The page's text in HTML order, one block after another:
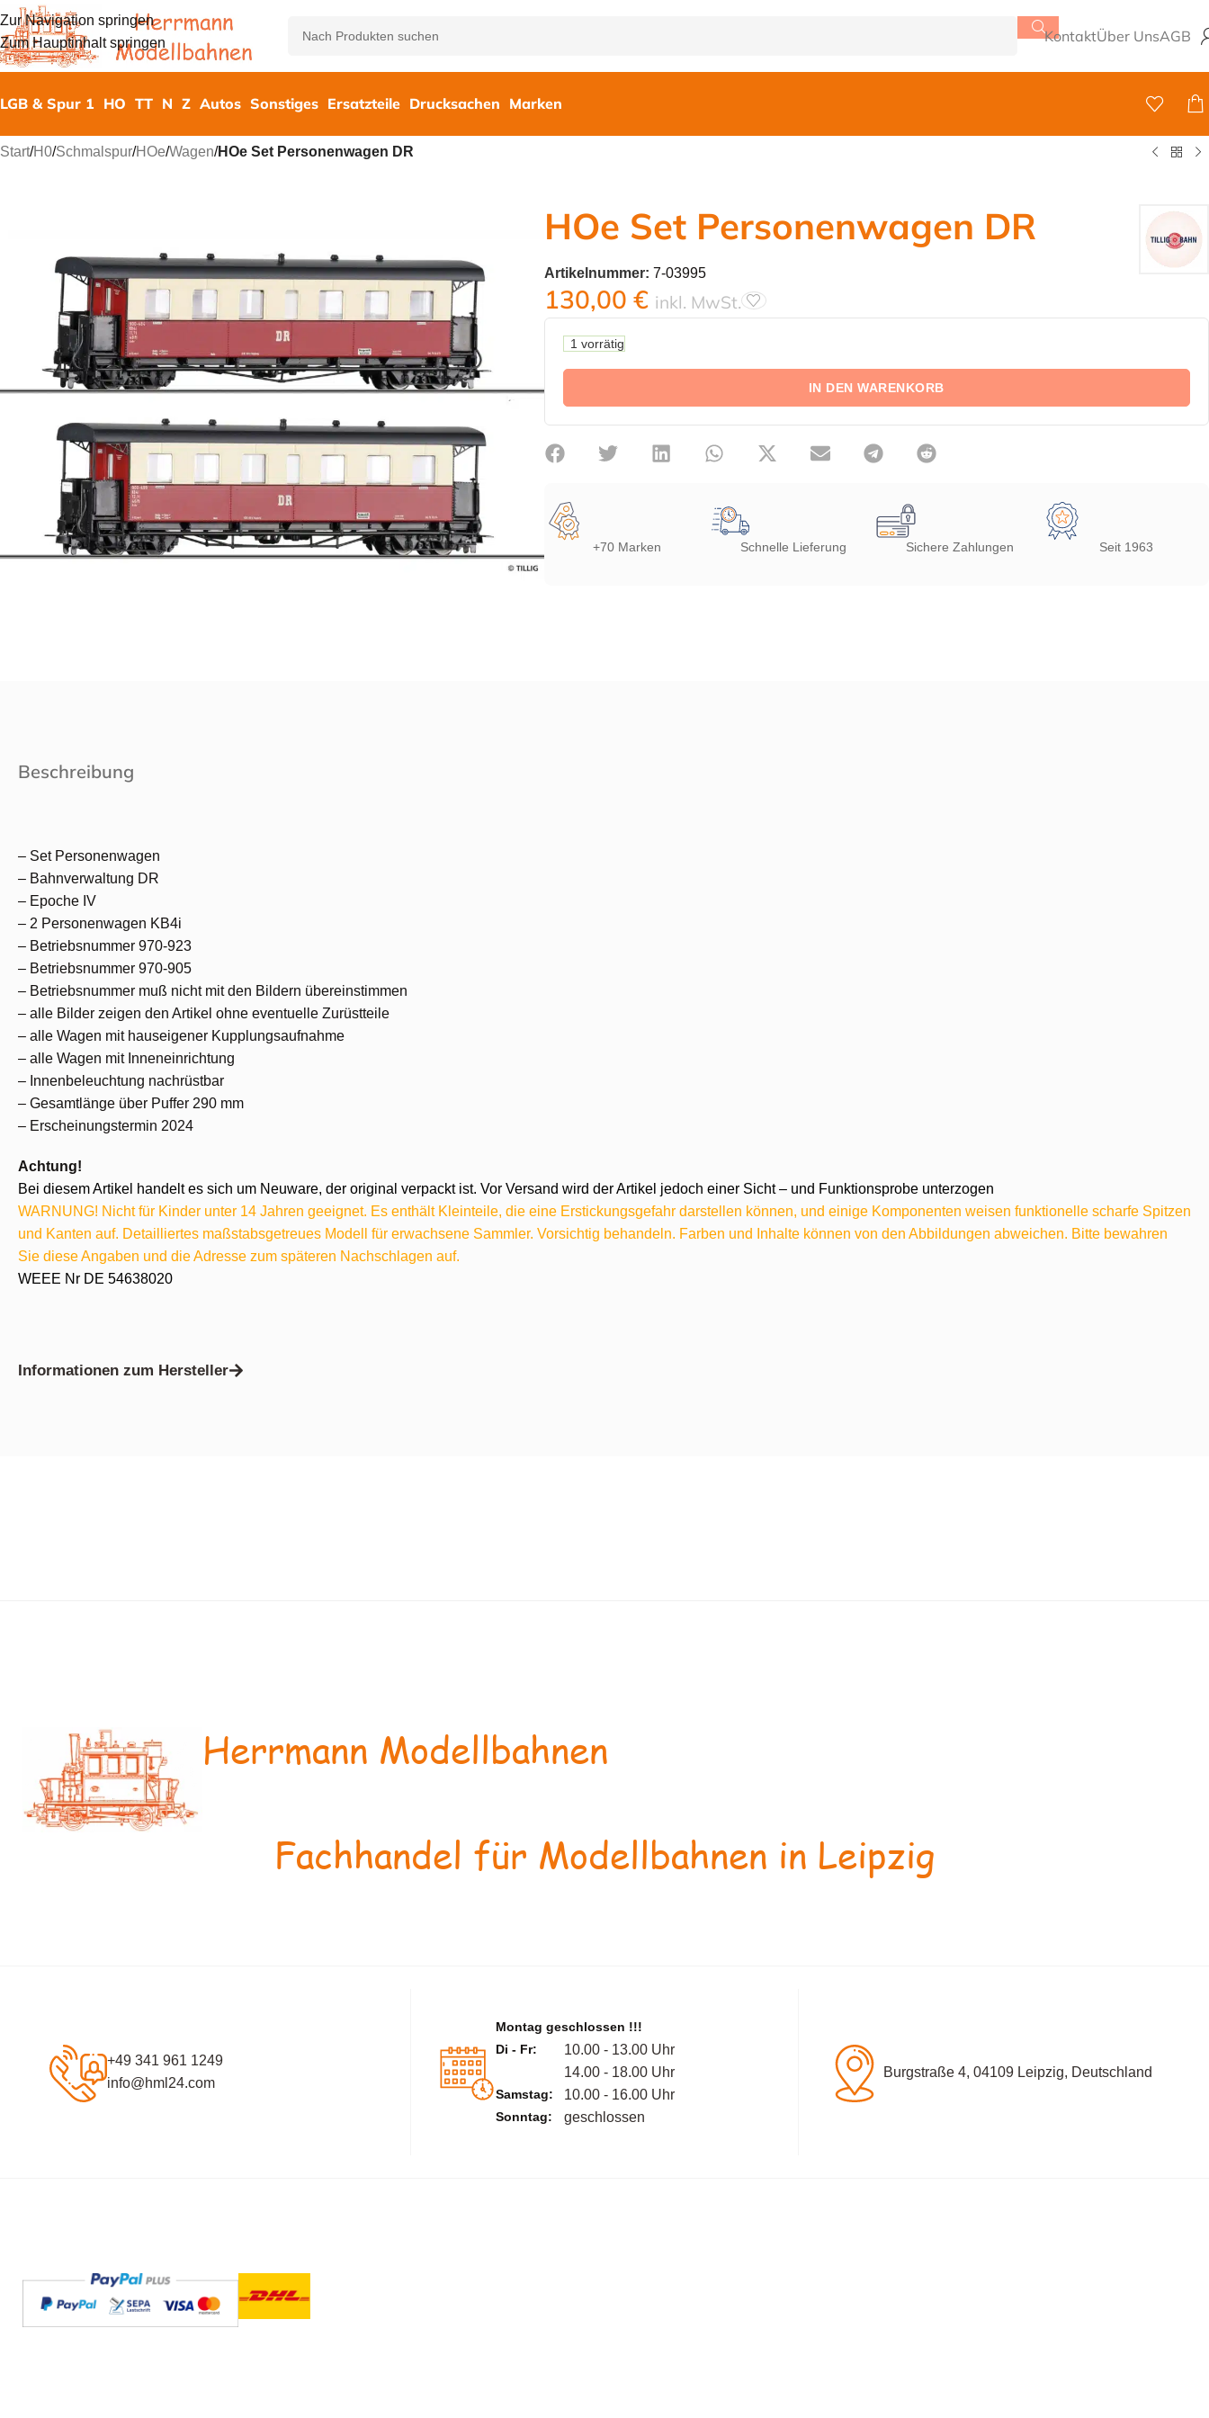
Zur Navigation springen
Zum Hauptinhalt springen
KontaktÜber UnsAGB
LGB & Spur 1 HO TT N Z Autos Sonstiges Ersatzteile Drucksachen Marken
Start/H0/Schmalspur/HOe/Wagen/HOe Set Personenwagen DR
HOe Set Personenwagen DR
Artikelnummer: 7-03995
130,00 € inkl. MwSt.
1 vorrätig
IN DEN WARENKORB
+70 Marken Schnelle Lieferung Sichere Zahlungen Seit 1963
Beschreibung
– Set Personenwagen
– Bahnverwaltung DR
– Epoche IV
– 2 Personenwagen KB4i
– Betriebsnummer 970-923
– Betriebsnummer 970-905
– Betriebsnummer muß nicht mit den Bildern übereinstimmen
– alle Bilder zeigen den Artikel ohne eventuelle Zurüstteile
– alle Wagen mit hauseigener Kupplungsaufnahme
– alle Wagen mit Inneneinrichtung
– Innenbeleuchtung nachrüstbar
– Gesamtlänge über Puffer 290 mm
– Erscheinungstermin 2024
Achtung!
Bei diesem Artikel handelt es sich um Neuware, der original verpackt ist. Vor Versand wird der Artikel jedoch einer Sicht – und Funktionsprobe unterzogen
WARNUNG! Nicht für Kinder unter 14 Jahren geeignet. Es enthält Kleinteile, die eine Erstickungsgefahr darstellen können, und einige Komponenten weisen funktionelle scharfe Spitzen
und Kanten auf. Detailliertes maßstabsgetreues Modell für erwachsene Sammler. Vorsichtig behandeln. Farben und Inhalte können von den Abbildungen abweichen. Bitte bewahren
Sie diese Angaben und die Adresse zum späteren Nachschlagen auf.
WEEE Nr DE 54638020
Informationen zum Hersteller
Herrmann Modellbahnen
Fachhandel für Modellbahnen in Leipzig
+49 341 961 1249
info@hml24.com
Montag geschlossen !!!
Di - Fr:
10.00 - 13.00 Uhr
14.00 - 18.00 Uhr
Samstag: 10.00 - 16.00 Uhr
Sonntag: geschlossen
Burgstraße 4, 04109 Leipzig, Deutschland